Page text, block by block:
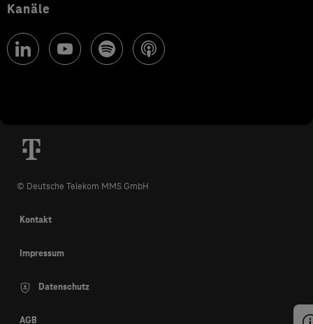
Kanäle
© Deutsche Telekom MMS GmbH
Kontakt
Impressum
Datenschutz
AGB